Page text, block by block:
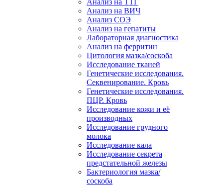
Анализ на ТТГ
Анализ на ВИЧ
Анализ СОЭ
Анализ на гепатиты
Лабораторная диагностика
Анализ на ферритин
Цитология мазка/соскоба
Исследование тканей
Генетические исследования.
Секвенирование. Кровь
Генетические исследования.
ПЦР. Кровь
Исследование кожи и её
производных
Исследование грудного
молока
Исследование кала
Исследование секрета
предстательной железы
Бактериология мазка/
соскоба